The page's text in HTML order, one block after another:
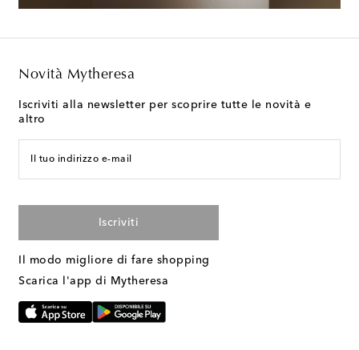
Novità Mytheresa
Iscriviti alla newsletter per scoprire tutte le novità e
altro
Il tuo indirizzo e-mail
Iscriviti
Il modo migliore di fare shopping
Scarica l'app di Mytheresa